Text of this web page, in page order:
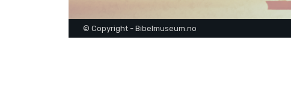
© Copyright - Bibelmuseum.no